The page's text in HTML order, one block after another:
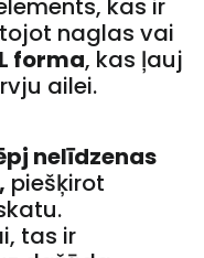
kas ir
naglas vai
L forma, kas ļauj
ailei.
nelīdzenas
piešķirot
tas ir